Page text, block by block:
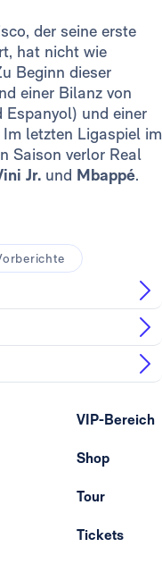
der seine erste
hat nicht wie
Beginn dieser
einer Bilanz von
Espanyol) und einer
Im letzten Ligaspiel im
Saison verlor Real
Jr. und Mbappé.
VIP-Bereich
Shop
Tour
Tickets